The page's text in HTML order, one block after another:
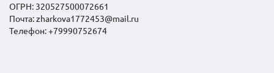
ОГРН: 320527500072661
Почта:zharkova1772453@mail.ru
Телефон:+79990752674